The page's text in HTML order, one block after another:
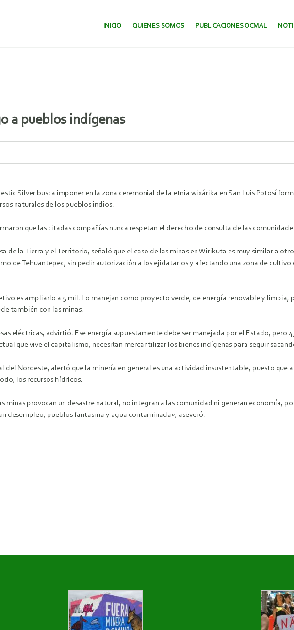
SALTAR AL CONTENIDO.
INICIO QUIENES SOMOS PUBLICACIONES OCMAL
a pueblos indígenas
Silver busca imponer en la zona ceremonial de la etnia wixárika en San Luis Potosí
naturales de los pueblos indios.
que las citadas compañías nunca respetan el derecho de consulta de las
de la Tierra y el Territorio, señaló que el caso de las minas en Wirikuta es muy similar a
de Tehuantepec, sin pedir autorización a los ejidatarios y afectando una zona de
es ampliarlo a 5 mil. Lo manejan como proyecto verde, de energía renovable y limpia,
también con las minas.
eléctricas, advirtió. Ese energía supuestamente debe ser manejada por el Estado, pero
que vive el capitalismo, necesitan mercantilizar los bienes indígenas para seguir
Noroeste, alertó que la minería en general es una actividad insustentable, puesto que
los recursos hídricos.
provocan un desastre natural, no integran a las comunidad ni generan economía,
desempleo, pueblos fantasma y agua contaminada», aseveró.